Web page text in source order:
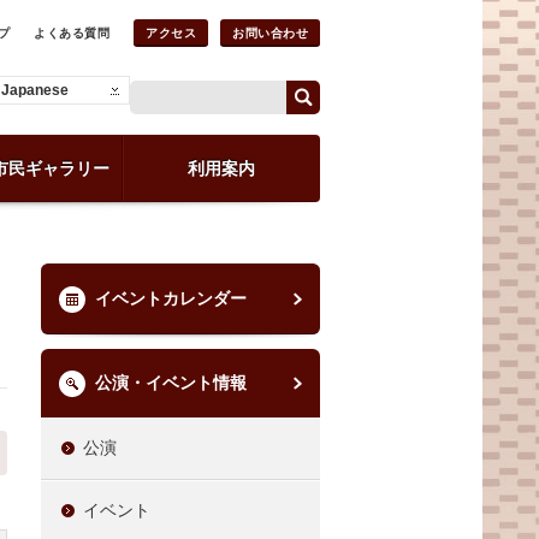
よくある質問 アクセス お問い合わせ
Japanese
民ギャラリー 利用案内
イベントカレンダー
公演・イベント情報
公演
イベント